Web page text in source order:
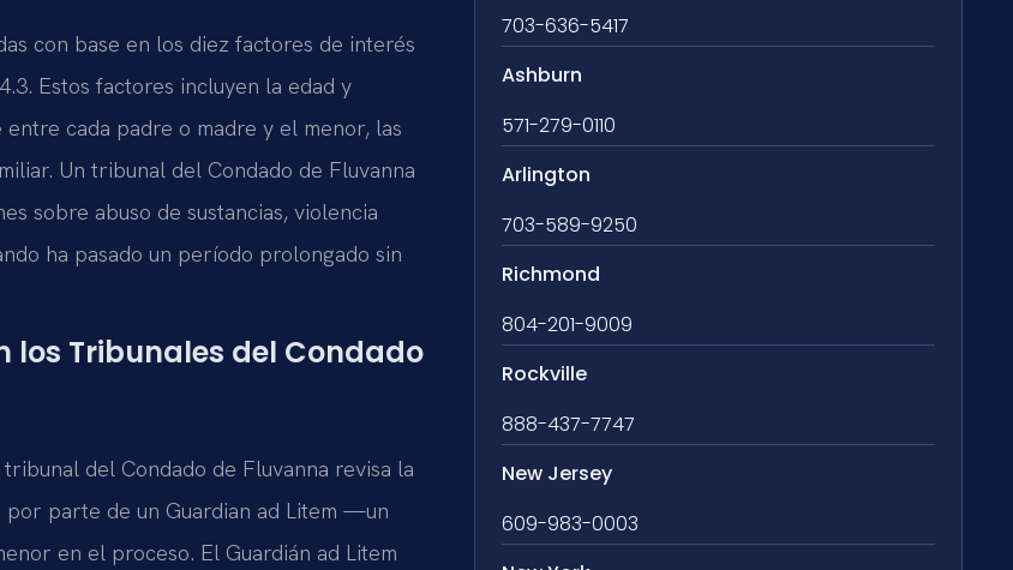
con base en los diez factores de interés
Estos factores incluyen la edad y
cada padre o madre y el menor, las
Un tribunal del Condado de Fluvanna
sobre abuso de sustancias, violencia
ha pasado un período prolongado sin
los Tribunales del Condado
del Condado de Fluvanna revisa la
parte de un Guardian ad Litem —un
en el proceso. El Guardián ad Litem
703-636-5417
Ashburn
571-279-0110
Arlington
703-589-9250
Richmond
804-201-9009
Rockville
888-437-7747
New Jersey
609-983-0003